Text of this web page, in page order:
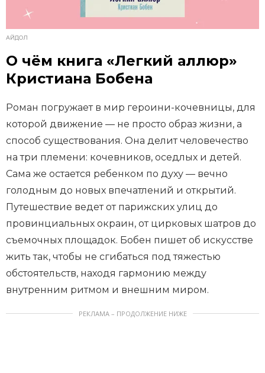
АЙДОЛ
О чём книга «Легкий аллюр»
Кристиана Бобена
Роман погружает в мир героини-кочевницы, для
которой движение — не просто образ жизни, а
способ существования. Она делит человечество
на три племени: кочевников, оседлых и детей.
Сама же остается ребенком по духу — вечно
голодным до новых впечатлений и открытий.
Путешествие ведет от парижских улиц до
провинциальных окраин, от цирковых шатров до
съемочных площадок. Бобен пишет об искусстве
жить так, чтобы не сгибаться под тяжестью
обстоятельств, находя гармонию между
внутренним ритмом и внешним миром.
РЕКЛАМА – ПРОДОЛЖЕНИЕ НИЖЕ